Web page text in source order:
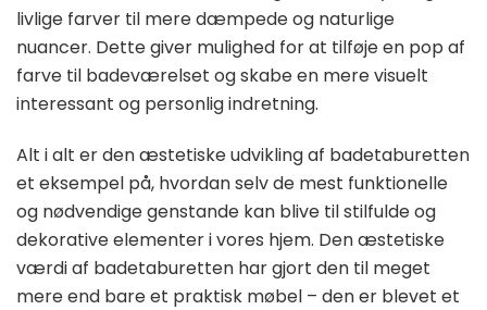
livlige farver til mere dæmpede og naturlige
nuancer. Dette giver mulighed for at tilføje en pop af
farve til badeværelset og skabe en mere visuelt
interessant og personlig indretning.
Alt i alt er den æstetiske udvikling af badetaburetten
et eksempel på, hvordan selv de mest funktionelle
og nødvendige genstande kan blive til stilfulde og
dekorative elementer i vores hjem. Den æstetiske
værdi af badetaburetten har gjort den til meget
mere end bare et praktisk møbel – den er blevet et